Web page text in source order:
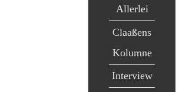
Allerlei
Claaßens
Kolumne
Interview